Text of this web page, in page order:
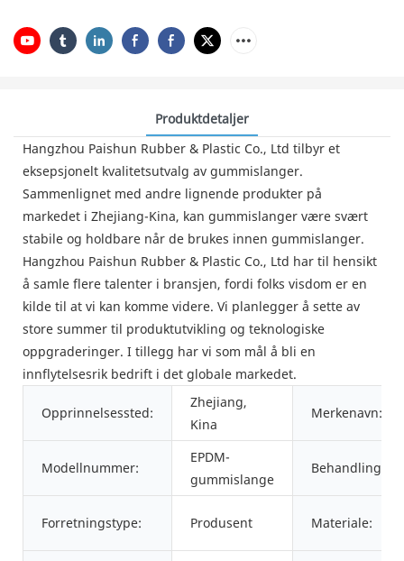
Produktdetaljer
Hangzhou Paishun Rubber & Plastic Co., Ltd tilbyr et
eksepsjonelt kvalitetsutvalg av gummislanger.
Sammenlignet med andre lignende produkter på
markedet i Zhejiang-Kina, kan gummislanger være svært
stabile og holdbare når de brukes innen gummislanger.
Hangzhou Paishun Rubber & Plastic Co., Ltd har til hensikt
å samle flere talenter i bransjen, fordi folks visdom er en
kilde til at vi kan komme videre. Vi planlegger å sette av
store summer til produktutvikling og teknologiske
oppgraderinger. I tillegg har vi som mål å bli en
innflytelsesrik bedrift i det globale markedet.
Opprinnelsessted:
Zhejiang,
Kina
Merkenavn:
Modellnummer:
EPDM-
gummislange
Forretningstype: Produsent Materiale: